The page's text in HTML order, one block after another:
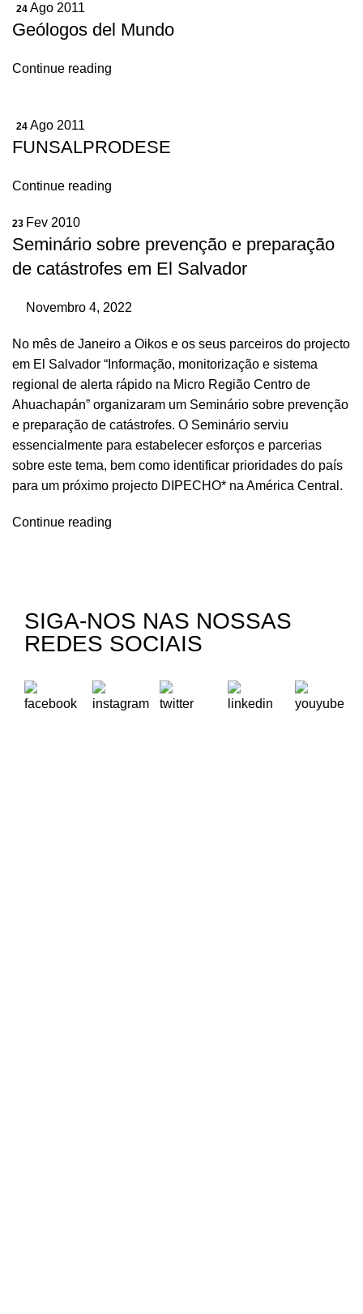
24 Ago 2011
Geólogos del Mundo
Continue reading
24 Ago 2011
FUNSALPRODESE
Continue reading
23 Fev 2010
Seminário sobre prevenção e preparação
de catástrofes em El Salvador
Novembro 4, 2022
No mês de Janeiro a Oikos e os seus parceiros do projecto
em El Salvador “Informação, monitorização e sistema
regional de alerta rápido na Micro Região Centro de
Ahuachapán” organizaram um Seminário sobre prevenção
e preparação de catástrofes. O Seminário serviu
essencialmente para estabelecer esforços e parcerias
sobre este tema, bem como identificar prioridades do país
para um próximo projecto DIPECHO* na América Central.
Continue reading
SIGA-NOS NAS NOSSAS
REDES SOCIAIS